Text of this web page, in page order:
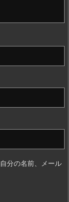
分の名前、メール